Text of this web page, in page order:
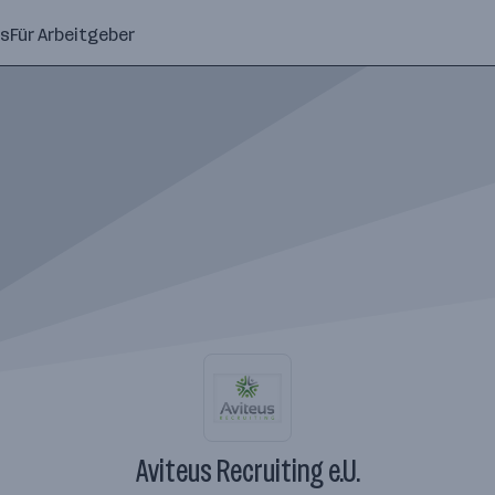
Für Arbeitgeber
Aviteus Recruiting e.U.